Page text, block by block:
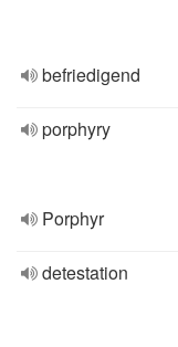
befriedigend
porphyry
Porphyr
detestation